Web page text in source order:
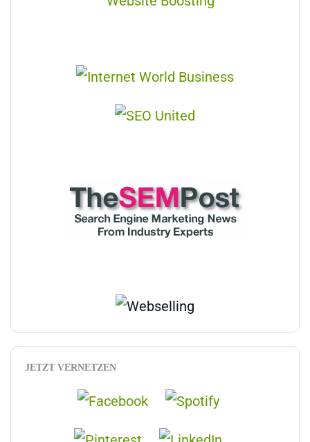
JETZT VERNETZEN